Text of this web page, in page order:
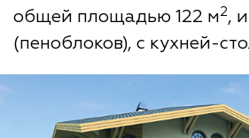
общей площадью 122 м2,
(пеноблоков), с кухней-